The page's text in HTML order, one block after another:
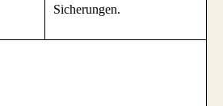
Sicherungen.